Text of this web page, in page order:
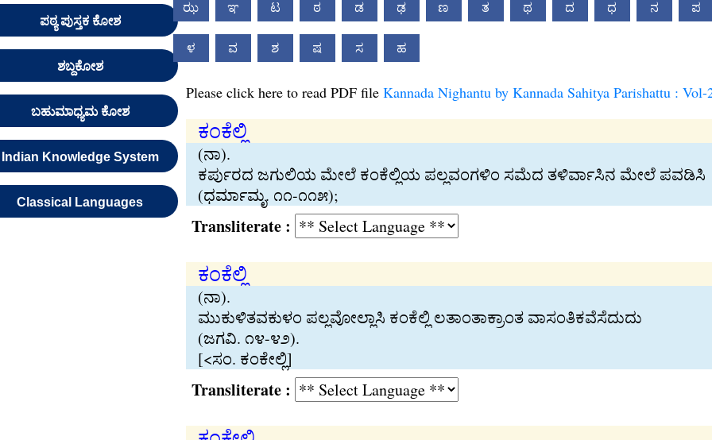
ಪಠ್ಯ ಪುಸ್ತಕ ಕೋಶ
ಶಬ್ದಕೋಶ
ಬಹುಮಾಧ್ಯಮ ಕೋಶ
Indian Knowledge System
Classical Languages
ಝ ಞ ಟ ಠ ಡ ಢ ಣ ತ ಥ ದ ಧ ನ ಪ
ಳ ವ ಶ ಷ ಸ ಹ
Please click here to read PDF file Kannada Nighantu by Kannada Sahitya Parishattu : Vol-
ಕಂಕೆಲ‍್ಲಿ
(ನಾ).
ಕರ್ಪುರದ ಜಗುಲಿಯ ಮೇಲೆ ಕಂಕೆಲ‍್ಲಿಯ ಪಲ‍್ಲವಂಗಳಿಂ ಸಮೆದ ತಳಿರ್ವಾಸಿನ ಮೇಲೆ ಪವಡಿಸಿ
(ಧರ್ಮಾಮೃ. ೧೧-೧೧೫);
Transliterate :
ಕಂಕೆಲ‍್ಲಿ
(ನಾ).
ಮುಕುಳಿತವಕುಳಂ ಪಲ‍್ಲವೋಲ‍್ಲಾಸಿ ಕಂಕೆಲ‍್ಲಿ ಲತಾಂತಾಕ‍್ರಾಂತ ವಾಸಂತಿಕವೆಸೆದುದು
(ಜಗವಿ. ೧೪-೪೨).
[<ಸಂ. ಕಂಕೇಲ‍್ಲಿ]
Transliterate :